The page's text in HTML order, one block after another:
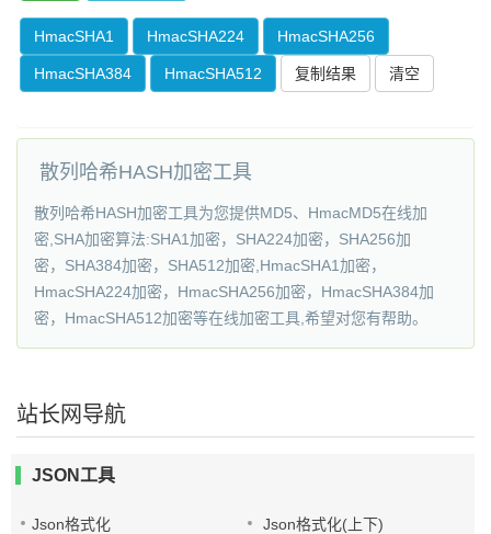
HmacSHA1 HmacSHA224 HmacSHA256
HmacSHA384 HmacSHA512 复制结果
散列哈希HASH加密工具
散列哈希HASH加密工具为您提供MD5、HmacMD5在线加
密,SHA加密算法:SHA1加密，SHA224加密，SHA256加
密，SHA384加密，SHA512加密,HmacSHA1加密，
HmacSHA224加密，HmacSHA256加密，HmacSHA384加
密，HmacSHA512加密等在线加密工具,希望对您有帮助。
站长网导航
JSON工具
Json格式化 Json格式化(上下)